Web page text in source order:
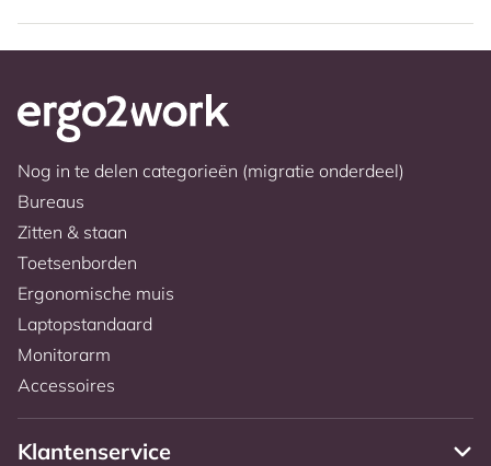
Nog in te delen categorieën (migratie onderdeel)
Bureaus
Zitten & staan
Toetsenborden
Ergonomische muis
Laptopstandaard
Monitorarm
Accessoires
Klantenservice